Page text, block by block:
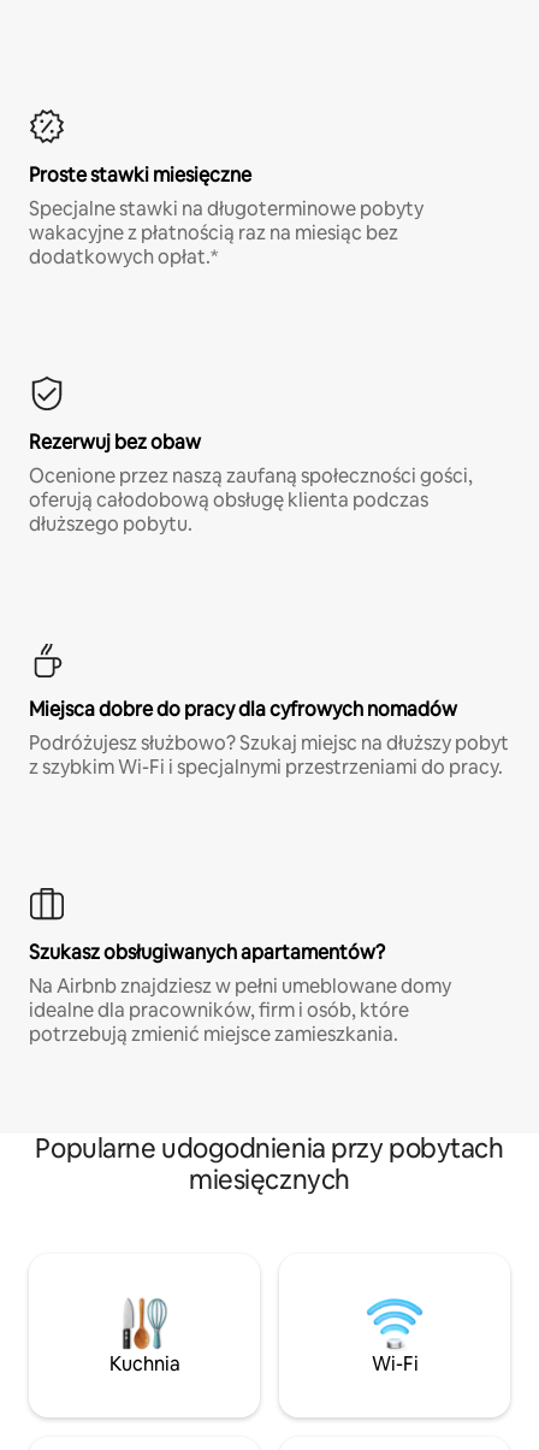
Proste stawki miesięczne
Specjalne stawki na długoterminowe pobyty
wakacyjne z płatnością raz na miesiąc bez
dodatkowych opłat.*
Rezerwuj bez obaw
Ocenione przez naszą zaufaną społeczności gości,
oferują całodobową obsługę klienta podczas
dłuższego pobytu.
Miejsca dobre do pracy dla cyfrowych nomadów
Podróżujesz służbowo? Szukaj miejsc na dłuższy pobyt
z szybkim Wi-Fi i specjalnymi przestrzeniami do pracy.
Szukasz obsługiwanych apartamentów?
Na Airbnb znajdziesz w pełni umeblowane domy
idealne dla pracowników, firm i osób, które
potrzebują zmienić miejsce zamieszkania.
Popularne udogodnienia przy pobytach
miesięcznych
Kuchnia Wi-Fi